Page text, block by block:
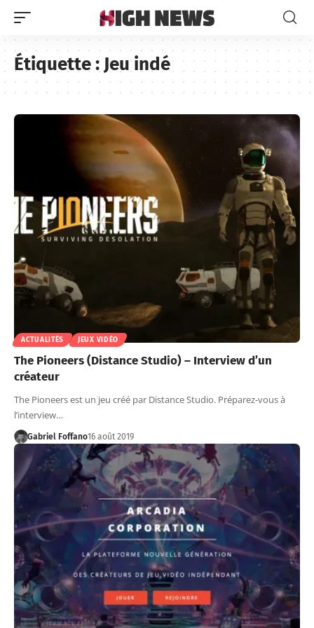
Étiquette :Jeu indé
ACTUALITÉS JEUX VIDÉO
The Pioneers (Distance Studio) – Interview d’un
créateur
The Pioneers est un jeu créé par Distance Studio. Préparez-vous à
l’interview…
Gabriel Foffano16 août 2019